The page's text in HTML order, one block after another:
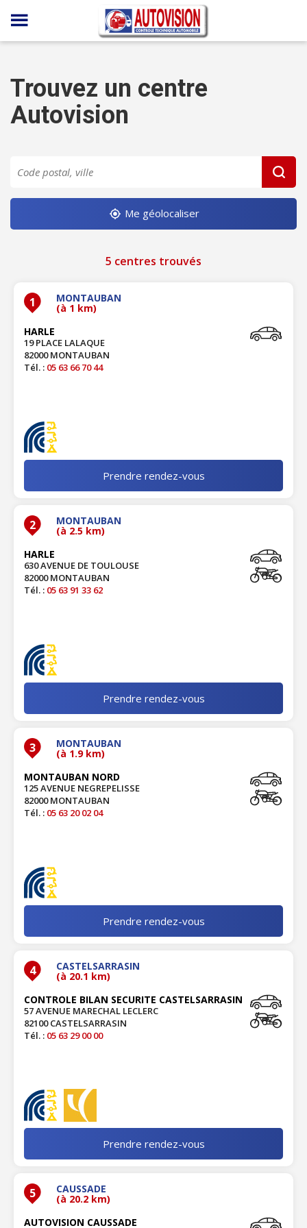
Panneau de gestion des cookies
Trouvez un centre
Autovision
Me géolocaliser
5 centres trouvés
1 MONTAUBAN
(à 1 km)
HARLE
19 PLACE LALAQUE
82000 MONTAUBAN
Tél. : 05 63 66 70 44
Prendre rendez-vous
2 MONTAUBAN
(à 2.5 km)
HARLE
630 AVENUE DE TOULOUSE
82000 MONTAUBAN
Tél. : 05 63 91 33 62
Prendre rendez-vous
3 MONTAUBAN
(à 1.9 km)
MONTAUBAN NORD
125 AVENUE NEGREPELISSE
82000 MONTAUBAN
Tél. : 05 63 20 02 04
Prendre rendez-vous
4 CASTELSARRASIN
(à 20.1 km)
CONTROLE BILAN SECURITE CASTELSARRASIN
57 AVENUE MARECHAL LECLERC
82100 CASTELSARRASIN
Tél. : 05 63 29 00 00
Prendre rendez-vous
5 CAUSSADE
(à 20.2 km)
AUTOVISION CAUSSADE